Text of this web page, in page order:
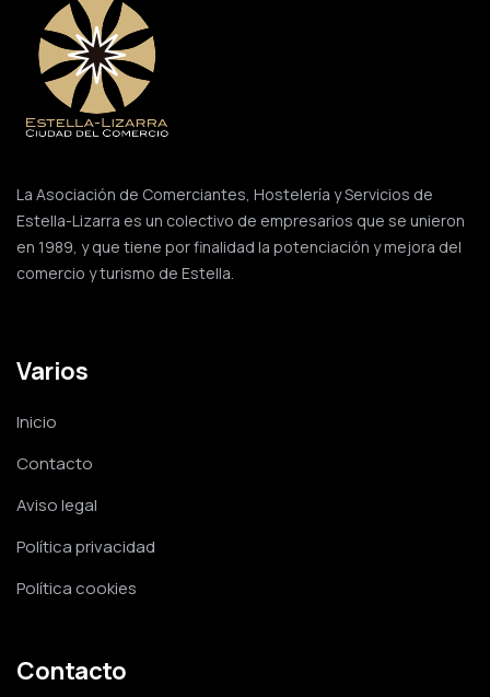
La Asociación de Comerciantes, Hostelería y Servicios de
Estella-Lizarra es un colectivo de empresarios que se unieron
en 1989, y que tiene por finalidad la potenciación y mejora del
comercio y turismo de Estella.
Varios
Inicio
Contacto
Aviso legal
Política privacidad
Política cookies
Contacto